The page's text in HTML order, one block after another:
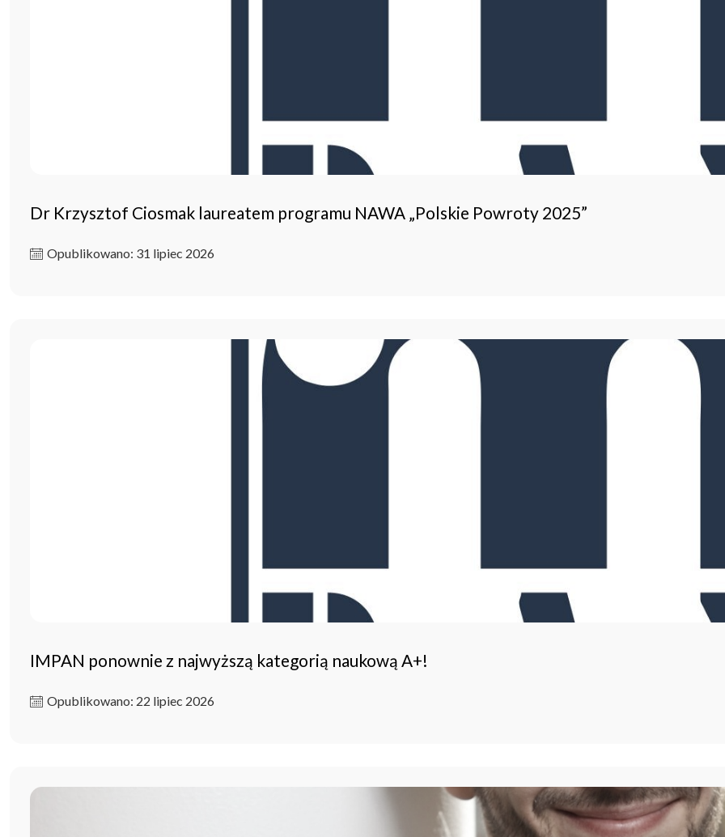
Dr Krzysztof Ciosmak laureatem programu NAWA „Polskie Powroty 2025”
Opublikowano: 31 lipiec 2026
IMPAN ponownie z najwyższą kategorią naukową A+!
Opublikowano: 22 lipiec 2026